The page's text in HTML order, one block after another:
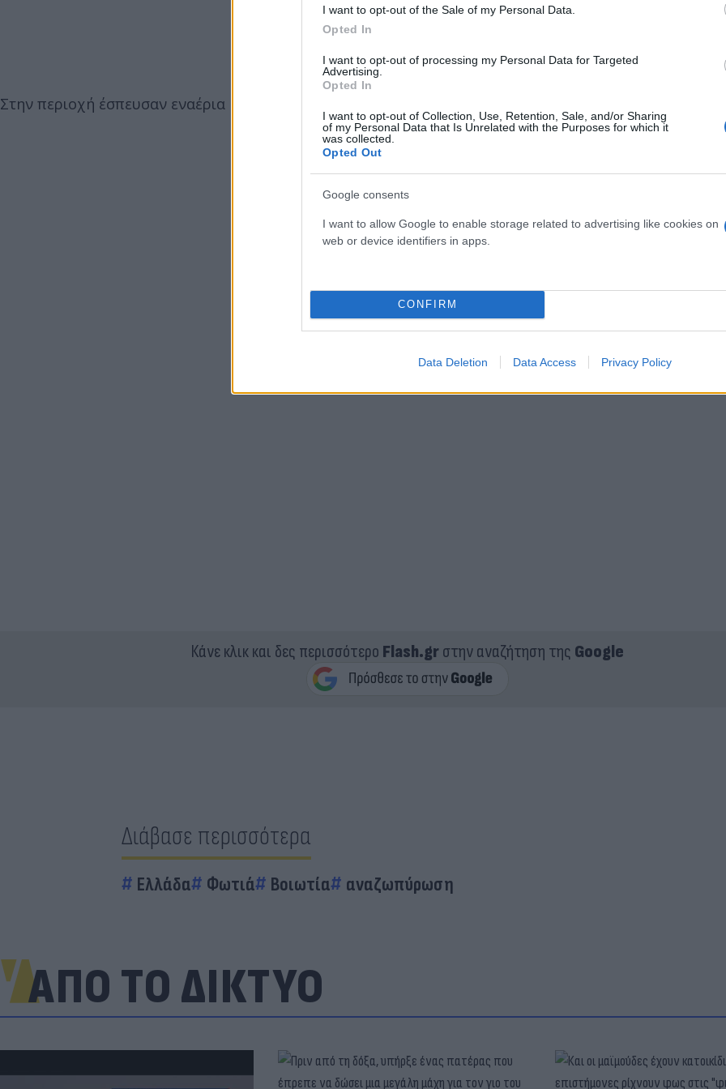
I want to opt-out of the Sale of my Personal Data.
Opted In
I want to opt-out of processing my Personal Data for Targeted
Advertising.
Opted In
I want to opt-out of Collection, Use, Retention, Sale, and/or Sharing
of my Personal Data that Is Unrelated with the Purposes for which it
was collected.
Opted Out
Google consents
I want to allow Google to enable storage related to advertising like cookies on
web or device identifiers in apps.
CONFIRM
Data Deletion Data Access Privacy Policy
Στην περιοχή έσπευσαν εναέρια μέσα προκειμένου η φωτιά να μην φτάσει στο ναό του Αγίου
Κάνε κλικ και δες περισσότερο Flash.grστην αναζήτηση της Google
Διάβασε περισσότερα
Ελλάδα Φωτιά Βοιωτία αναζωπύρωση
ΑΠΟ ΤΟ ΔΙΚΤΥΟ